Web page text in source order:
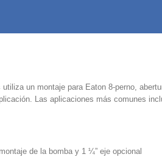
un montaje para Eaton 8-perno,
Las aplicaciones más comunes
de la bomba y 1 ¼” eje opcional